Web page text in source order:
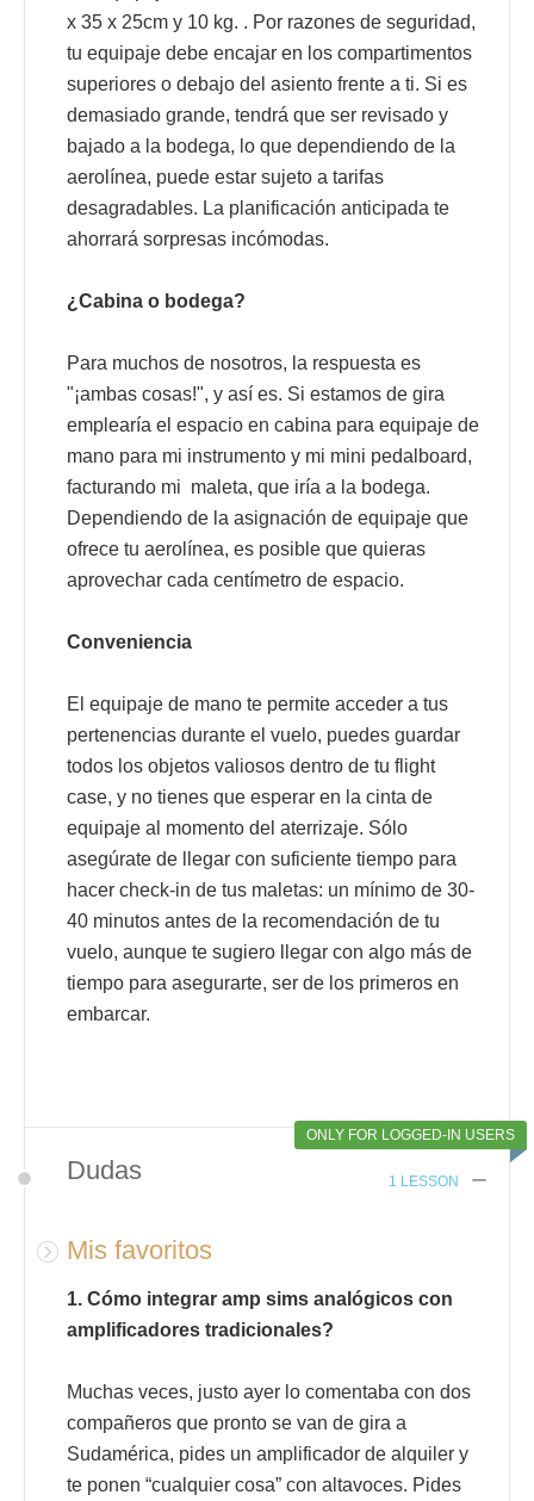
x 35 x 25cm y 10 kg. . Por razones de seguridad,
tu equipaje debe encajar en los compartimentos
superiores o debajo del asiento frente a ti. Si es
demasiado grande, tendrá que ser revisado y
bajado a la bodega, lo que dependiendo de la
aerolínea, puede estar sujeto a tarifas
desagradables. La planificación anticipada te
ahorrará sorpresas incómodas.
¿Cabina o bodega?
Para muchos de nosotros, la respuesta es
"¡ambas cosas!", y así es. Si estamos de gira
emplearía el espacio en cabina para equipaje de
mano para mi instrumento y mi mini pedalboard,
facturando mi maleta, que iría a la bodega.
Dependiendo de la asignación de equipaje que
ofrece tu aerolínea, es posible que quieras
aprovechar cada centímetro de espacio.
Conveniencia
El equipaje de mano te permite acceder a tus
pertenencias durante el vuelo, puedes guardar
todos los objetos valiosos dentro de tu flight
case, y no tienes que esperar en la cinta de
equipaje al momento del aterrizaje. Sólo
asegúrate de llegar con suficiente tiempo para
hacer check-in de tus maletas: un mínimo de 30-
40 minutos antes de la recomendación de tu
vuelo, aunque te sugiero llegar con algo más de
tiempo para asegurarte, ser de los primeros en
embarcar.
ONLY FOR LOGGED-IN USERS
Dudas 1 LESSON
Mis favoritos
1. Cómo integrar amp sims analógicos con
amplificadores tradicionales?
Muchas veces, justo ayer lo comentaba con dos
compañeros que pronto se van de gira a
Sudamérica, pides un amplificador de alquiler y
te ponen “cualquier cosa” con altavoces. Pides